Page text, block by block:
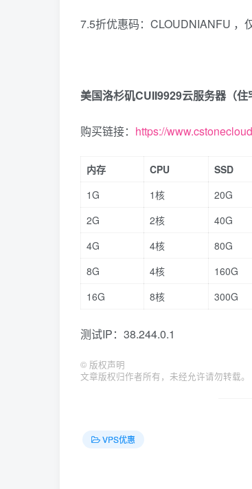
7.5折优惠码：CLOUDNIANFU ，
美国洛杉矶CUII9929云服务器（住
购买链接： https://
内存 CPU SSD
1G
1核 20G
2G
2核 40G
4G
4核 80G
8G
4核 160G
16G
8核 300G
测试IP：38.244.0.1
© 版权声明
文章版权归作者所有，未经允许请勿转载。
VPS优惠